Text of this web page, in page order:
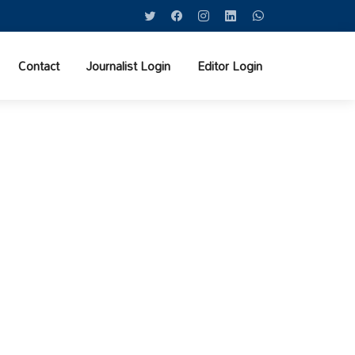
Contact Journalist Login Editor Login